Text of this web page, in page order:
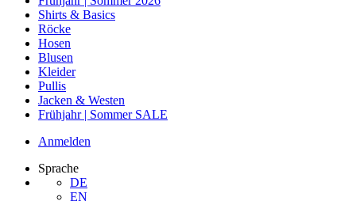
Shirts & Basics
Röcke
Hosen
Blusen
Kleider
Pullis
Jacken & Westen
Frühjahr | Sommer SALE
Anmelden
Sprache
DE
EN